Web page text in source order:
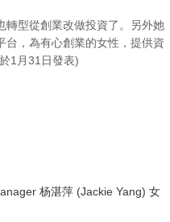
轉型從創業改做投資了。另外她
台，為有心創業的女性，提供資
1月31日發表)
杨湛萍 (Jackie Yang) 女